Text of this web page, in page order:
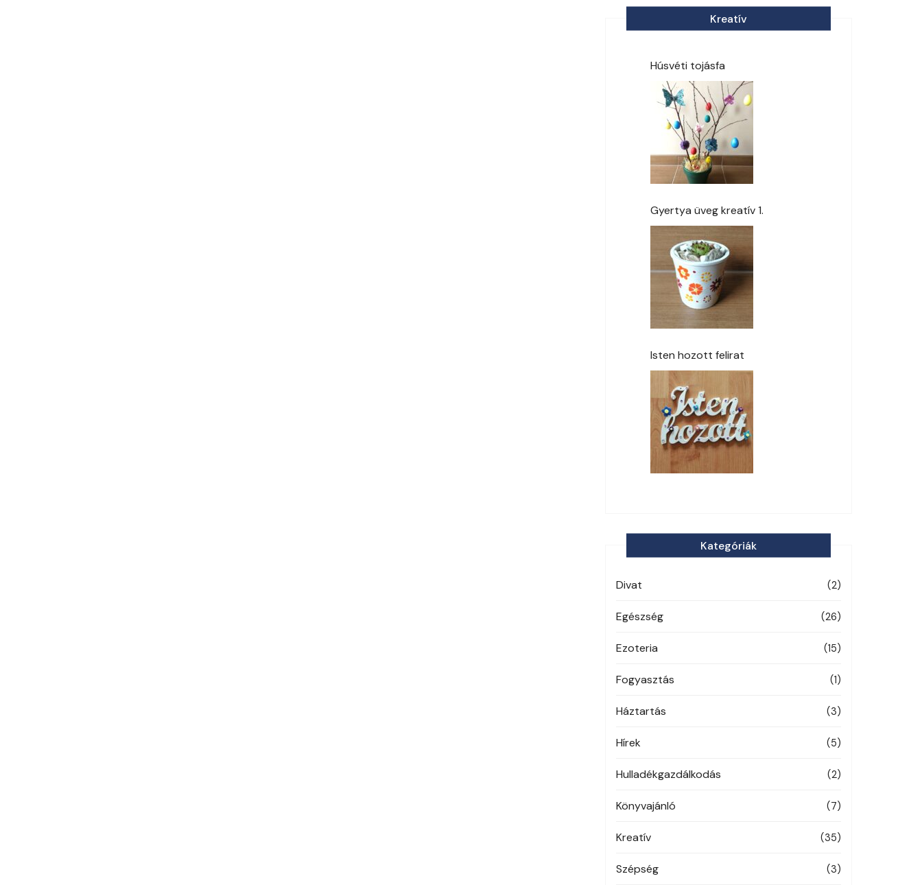
Kreatív
Húsvéti tojásfa
Gyertya üveg kreatív 1.
Isten hozott felirat
Kategóriák
Divat (2)
Egészség (26)
Ezoteria (15)
Fogyasztás (1)
Háztartás (3)
Hírek (5)
Hulladékgazdálkodás (2)
Könyvajánló (7)
Kreatív (35)
Szépség (3)